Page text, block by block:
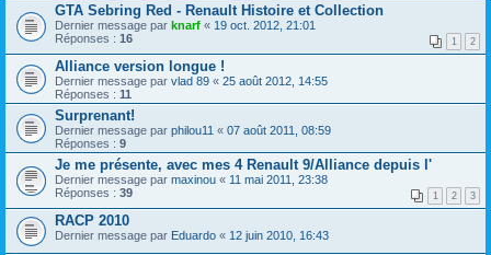
GTA Sebring Red - Renault Histoire et Collection
Dernier message par knarf « 19 oct. 2012, 21:01
Réponses : 16 1 2
Alliance version longue !
Dernier message par vlad 89 « 25 août 2012, 14:55
Réponses : 11
Surprenant!
Dernier message par philou11 « 07 août 2011, 08:59
Réponses : 9
Je me présente, avec mes 4 Renault 9/Alliance depuis l'
Dernier message par maxinou « 11 mai 2011, 23:38
Réponses : 39 1 2 3
RACP 2010
Dernier message par Eduardo « 12 juin 2010, 16:43